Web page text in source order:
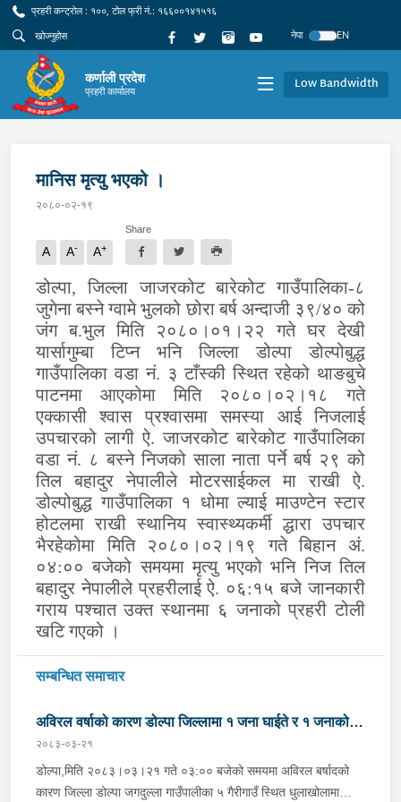
प्रहरी कन्ट्रोल : १००, टोल फ्री नं.: १६६००१४१५१६
नेपा
EN
कर्णाली प्रदेश
प्रहरी कार्यालय Low Bandwidth
मानिस मृत्यु भएको ।
२०८०-०२-१९
A A- A+
Share
डोल्पा, जिल्ला जाजरकोट बारेकोट गाउँपालिका-८
जुगेना बस्ने ग्वामे भुलको छोरा बर्ष अन्दाजी ३९/४० को
जंग ब.भुल मिति २०८०।०१।२२ गते घर देखी
यार्सागुम्बा टिप्न भनि जिल्ला डोल्पा डोल्पोबुद्ध
गाउँपालिका वडा नं. ३ टाँस्की स्थित रहेको थाङबुचे
पाटनमा आएकोमा मिति २०८०।०२।१८ गते
एक्कासी श्वास प्रश्वासमा समस्या आई निजलाई
उपचारको लागी ऐ. जाजरकोट बारेकोट गाउँपालिका
वडा नं. ८ बस्ने निजको साला नाता पर्ने बर्ष २९ को
तिल बहादुर नेपालीले मोटरसाईकल मा राखी ऐ.
डोल्पोबुद्ध गाउँपालिका १ धोमा ल्याई माउण्टेन स्टार
होटलमा राखी स्थानिय स्वास्थ्यकर्मी द्धारा उपचार
भैरहेकोमा मिति २०८०।०२।१९ गते बिहान अं.
०४:०० बजेको समयमा मृत्यु भएको भनि निज तिल
बहादुर नेपालीले प्रहरीलाई ऐ. ०६:१५ बजे जानकारी
गराय पश्चात उक्त स्थानमा ६ जनाको प्रहरी टोली
खटि गएको ।
सम्बन्धित समाचार
अविरल वर्षाको कारण डोल्पा जिल्लामा १ जना घाईते र १ जनाको
मृत्यु
२०८३-०३-२१
डोल्पा,मिति २०८३।०३।२१ गते ०३:०० बजेको समयमा अविरल बर्षादको
कारण जिल्ला डोल्पा जगदुल्ला गाउँपालीका ५ गैरीगाउँ स्थित धुलाखोलामा